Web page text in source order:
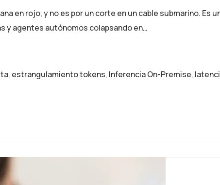
en rojo, y no es por un corte en un cable submarino.
y agentes autónomos colapsando en…
, estrangulamiento tokens, Inferencia On-Premise,